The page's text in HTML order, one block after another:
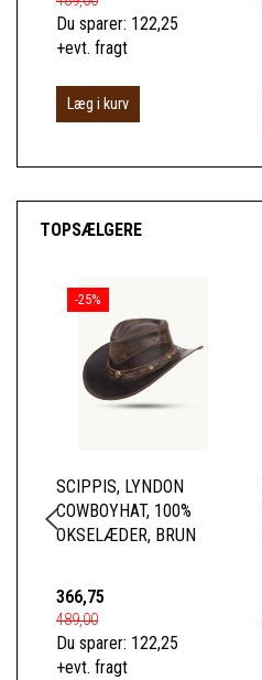
Du sparer: 122,25
+evt. fragt
Læg i kurv
TOPSÆLGERE
-25%
SCIPPIS, LYNDON
COWBOYHAT, 100%
OKSELÆDER, BRUN
366,75
489,00
Du sparer: 122,25
+evt. fragt